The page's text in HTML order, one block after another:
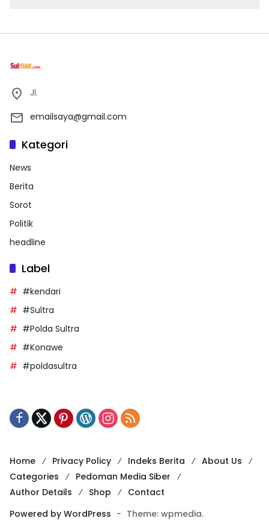
Jl.
emailsaya@gmail.com
Kategori
News
Berita
Sorot
Politik
headline
Label
#kendari
#Sultra
#Polda Sultra
#Konawe
#poldasultra
Home Privacy Policy Indeks Berita
About Us
Categories
Pedoman Media Siber
Author Details
Shop
Contact
Powered by WordPress - Theme: wpmedia.